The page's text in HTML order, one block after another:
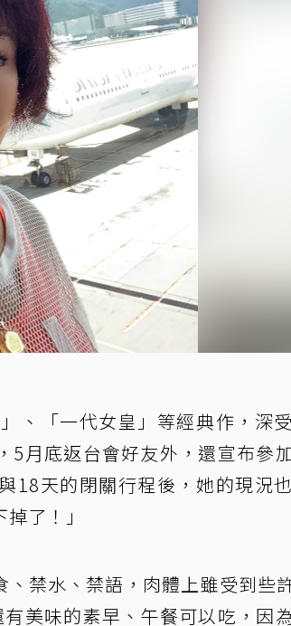
」、「一代女皇」等經典作，深
5月底返台會好友外，還宣布參
18天的閉關行程後，她的現況
了！」
禁水、禁語，肉體上雖受到些
美味的素早、午餐可以吃，因